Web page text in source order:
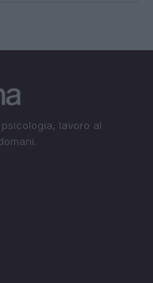
lavoro al